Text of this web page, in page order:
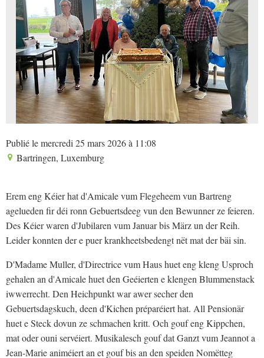
Publié le mercredi 25 mars 2026 à 11:08
Bartringen, Luxemburg
Erem eng Kéier hat d'Amicale vum Flegeheem vun Bartreng
agelueden fir déi ronn Gebuertsdeeg vun den Bewunner ze feieren.
Des Kéier waren d'Jubilaren vum Januar bis März un der Reih.
Leider konnten der e puer krankheetsbedengt nët mat der bäi sin.
D'Madame Muller, d'Directrice vum Haus huet eng kleng Usproch
gehalen an d'Amicale huet den Geéierten e klengen Blummenstack
iwwerrecht. Den Heichpunkt war awer secher den
Gebuertsdagskuch, deen d'Kichen préparéiert hat. All Pensionär
huet e Steck dovun ze schmachen kritt. Och gouf eng Kippchen,
mat oder ouni servéiert. Musikalesch gouf dat Ganzt vum Jeannot a
Jean-Marie animéiert an et gouf bis an den speiden Nomëtteg